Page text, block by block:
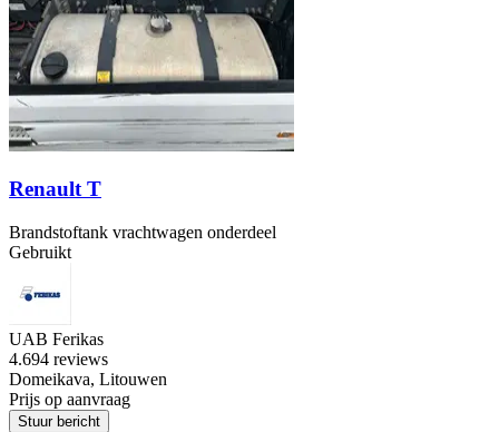
Renault T
Brandstoftank vrachtwagen onderdeel
Gebruikt
UAB Ferikas
4.694 reviews
Domeikava, Litouwen
Prijs op aanvraag
Stuur bericht